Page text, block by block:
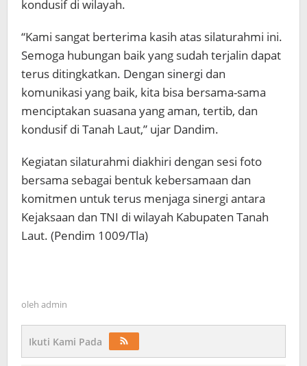
kondusif di wilayah.
“Kami sangat berterima kasih atas silaturahmi ini.
Semoga hubungan baik yang sudah terjalin dapat
terus ditingkatkan. Dengan sinergi dan
komunikasi yang baik, kita bisa bersama-sama
menciptakan suasana yang aman, tertib, dan
kondusif di Tanah Laut,” ujar Dandim.
Kegiatan silaturahmi diakhiri dengan sesi foto
bersama sebagai bentuk kebersamaan dan
komitmen untuk terus menjaga sinergi antara
Kejaksaan dan TNI di wilayah Kabupaten Tanah
Laut. (Pendim 1009/Tla)
oleh admin
Ikuti Kami Pada